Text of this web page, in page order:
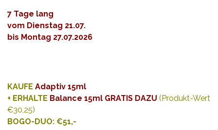
7 Tage lang
vom Dienstag 21.07.
bis Montag 27.07.2026
KAUFE Adaptiv 15ml
+ ERHALTE Balance 15ml GRATIS DAZU (Produkt-Wert
€30,25)
BOGO-DUO: €51,-